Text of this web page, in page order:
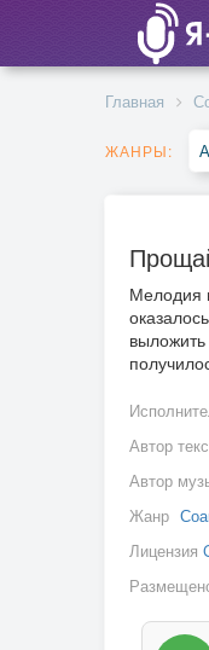
Главная
ЖАНРЫ:
Мелодия
Автор
Автор
Жанр
Лицензия